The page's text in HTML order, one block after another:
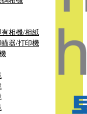
有相機/相紙
器/打印機